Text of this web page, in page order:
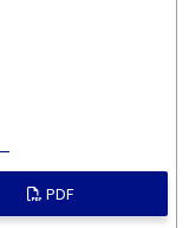
PDF